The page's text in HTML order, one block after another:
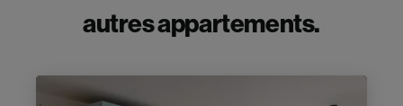
autres appartements.